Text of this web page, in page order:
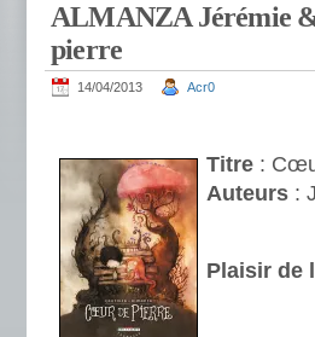
ALMANZA Jérémie
pierre
14/04/2013 Acr0
Titre :
Auteurs :
Plaisir de